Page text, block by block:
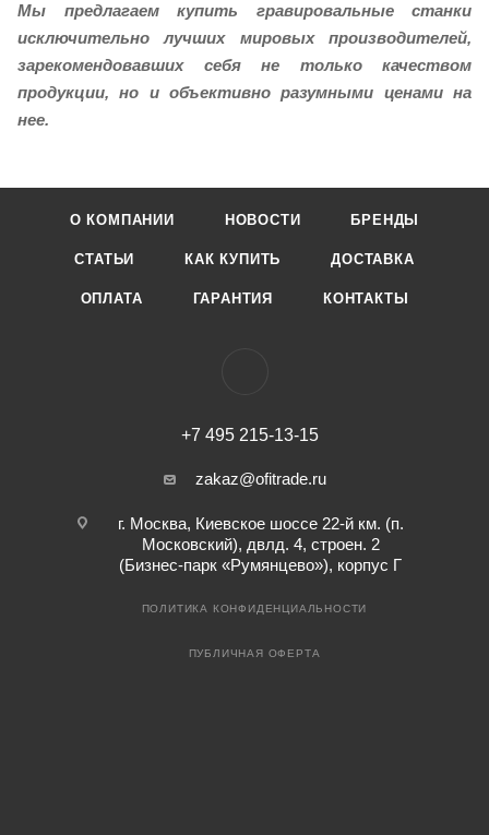
Мы предлагаем купить гравировальные станки
исключительно лучших мировых производителей,
зарекомендовавших себя не только качеством
продукции, но и объективно разумными ценами на
нее.
О КОМПАНИИ НОВОСТИ БРЕНДЫ
СТАТЬИ КАК КУПИТЬ ДОСТАВКА
ОПЛАТА ГАРАНТИЯ КОНТАКТЫ
+7 495 215-13-15
zakaz@ofitrade.ru
г. Москва, Киевское шоссе 22-й км. (п.
Московский), двлд. 4, строен. 2
(Бизнес-парк «Румянцево»), корпус Г
ПОЛИТИКА КОНФИДЕНЦИАЛЬНОСТИ
ПУБЛИЧНАЯ ОФЕРТА